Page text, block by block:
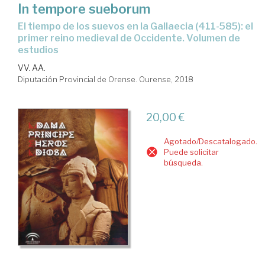
In tempore sueborum
el tiempo de los suevos en la Gallaecia (411-585): el
primer reino medieval de Occidente. Volumen de
estudios
VV. AA.
Diputación Provincial de Orense. Ourense, 2018
20,00 €
Agotado/Descatalogado.
Puede solicitar
búsqueda.